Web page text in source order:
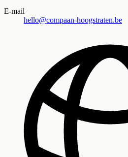
E-mail
hello@compaan-hoogstraten.be